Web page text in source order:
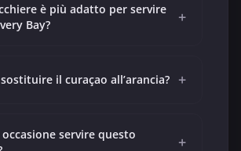
è più adatto per servire
Bay?
+
il curaçao all’arancia? +
servire questo
+